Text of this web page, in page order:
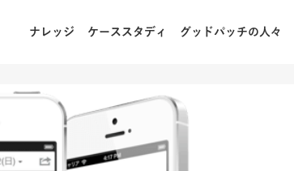
ナレッジ ケーススタディ グッドパッチの人々